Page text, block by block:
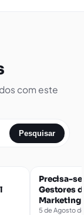
com este
Pesquisar
Precisa-se
Gestores
Marketing
5 de Agosto